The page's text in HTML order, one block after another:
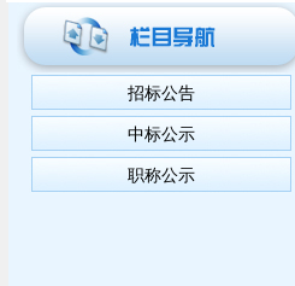
招标公告
中标公示
职称公示